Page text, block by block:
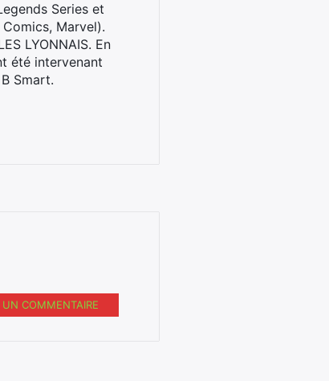
Series et
Marvel).
LYONNAIS. En
été intervenant
Smart.
UN COMMENTAIRE